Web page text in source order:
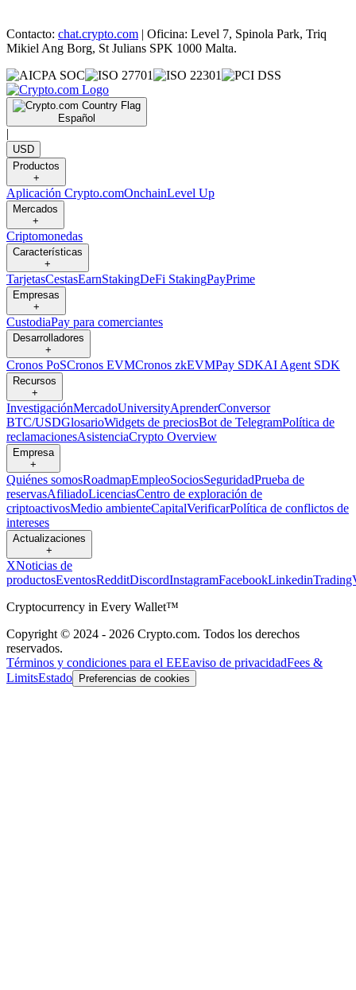
Contacto: chat.crypto.com | Oficina: Level 7, Spinola Park, Triq
Mikiel Ang Borg, St Julians SPK 1000 Malta.
Español
|
USD
Productos
+
Aplicación Crypto.comOnchainLevel Up
Mercados
+
Criptomonedas
Características
+
TarjetasCestasEarnStakingDeFi StakingPayPrime
Empresas
+
CustodiaPay para comerciantes
Desarrolladores
+
Cronos PoSCronos EVMCronos zkEVMPay SDKAI Agent SDK
Recursos
+
InvestigaciónMercadoUniversityAprenderConversor
BTC/USDGlosarioWidgets de preciosBot de TelegramPolítica de
reclamacionesAsistenciaCrypto Overview
Empresa
+
Quiénes somosRoadmapEmpleoSociosSeguridadPrueba de
reservasAfiliadoLicenciasCentro de exploración de
criptoactivosMedio ambienteCapitalVerificarPolítica de conflictos de
intereses
Actualizaciones
+
XNoticias de
productosEventosRedditDiscordInstagramFacebookLinkedin
Cryptocurrency in Every Wallet™
Copyright © 2024 - 2026 Crypto.com. Todos los derechos
reservados.
Términos y condiciones para el EEEaviso de privacidadFees &
LimitsEstado Preferencias de cookies